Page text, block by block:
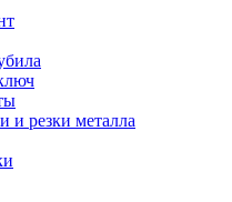
и резки металла